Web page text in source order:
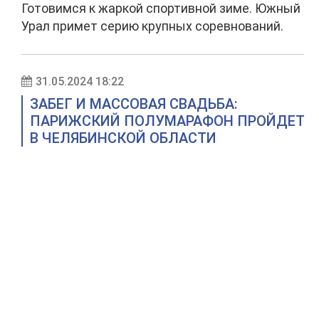
Готовимся к жаркой спортивной зиме. Южный
Урал примет серию крупных соревнований.
31.05.2024 18:22
ЗАБЕГ И МАССОВАЯ СВАДЬБА:
ПАРИЖСКИЙ ПОЛУМАРАФОН ПРОЙДЕТ
В ЧЕЛЯБИНСКОЙ ОБЛАСТИ